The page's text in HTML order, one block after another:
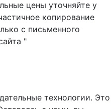
цены уточняйте у
копирование
с письменного
"
технологии. Это